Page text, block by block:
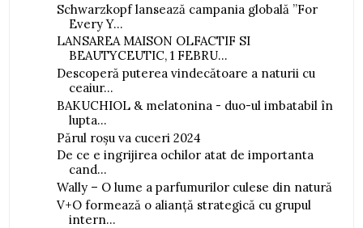
Schwarzkopf lansează campania globală ”For
Every Y...
LANSAREA MAISON OLFACTIF SI
BEAUTYCEUTIC, 1 FEBRU...
Descoperă puterea vindecătoare a naturii cu
ceaiur...
BAKUCHIOL & melatonina - duo-ul imbatabil în
lupta...
Părul roșu va cuceri 2024
De ce e ingrijirea ochilor atat de importanta
cand...
Wally – O lume a parfumurilor culese din natură
V+O formează o alianță strategică cu grupul
intern...